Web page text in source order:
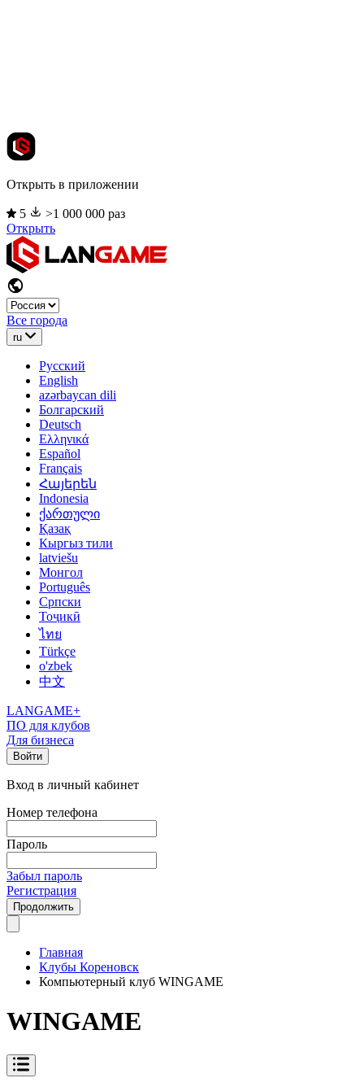
Открыть в приложении
5
>1 000 000 раз
Открыть
Все города
ru
Русский
English
azərbaycan dili
Болгарский
Deutsch
Ελληνικά
Español
Français
Հայերեն
Indonesia
ქართული
Қазақ
Кыргыз тили
latviešu
Монгол
Português
Српски
Тоҷикӣ
ไทย
Türkçe
o'zbek
中文
LANGAME+
ПО для клубов
Для бизнеса
Войти
Вход в личный кабинет
Номер телефона
Пароль
Забыл пароль
Регистрация
Продолжить
Главная
Клубы Кореновск
Компьютерный клуб WINGAME
WINGAME